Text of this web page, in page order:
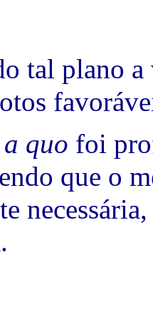
tal plano
a quo foi
que o